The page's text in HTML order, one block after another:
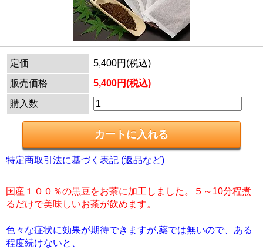
定価
5,400円(税込)
販売価格
5,400円(税込)
購入数
特定商取引法に基づく表記 (返品など)
国産１００％の黒豆をお茶に加工しました。５～10分程煮
るだけで美味しいお茶が飲めます。
色々な症状に効果が期待できますが,薬では無いので、ある
程度続けないと、